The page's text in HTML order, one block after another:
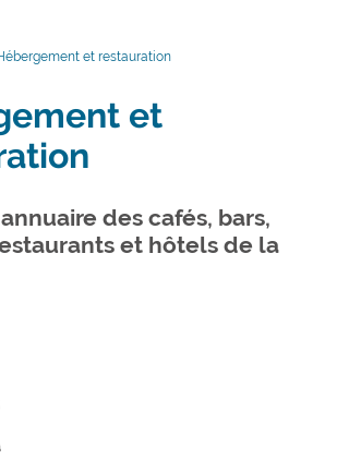
et restauration
et
des cafés, bars,
et hôtels de la